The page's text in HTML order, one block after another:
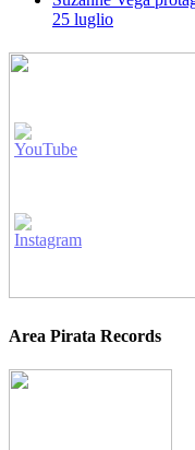
25 luglio
Area Pirata Records